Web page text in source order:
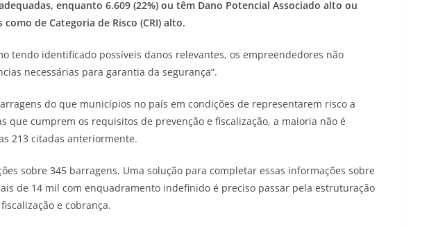
enquanto 6.609 (22%) ou têm Dano Potencial Associado alto ou
de Categoria de Risco (CRI) alto.
tendo identificado possíveis danos relevantes, os empreendedores não
necessárias para garantia da segurança”.
do que municípios no país em condições de representarem risco a
que cumprem os requisitos de prevenção e fiscalização, a maioria não é
213 citadas anteriormente.
sobre 345 barragens. Uma solução para completar essas informações sobre
de 14 mil com enquadramento indefinido é preciso passar pela estruturação
e cobrança.